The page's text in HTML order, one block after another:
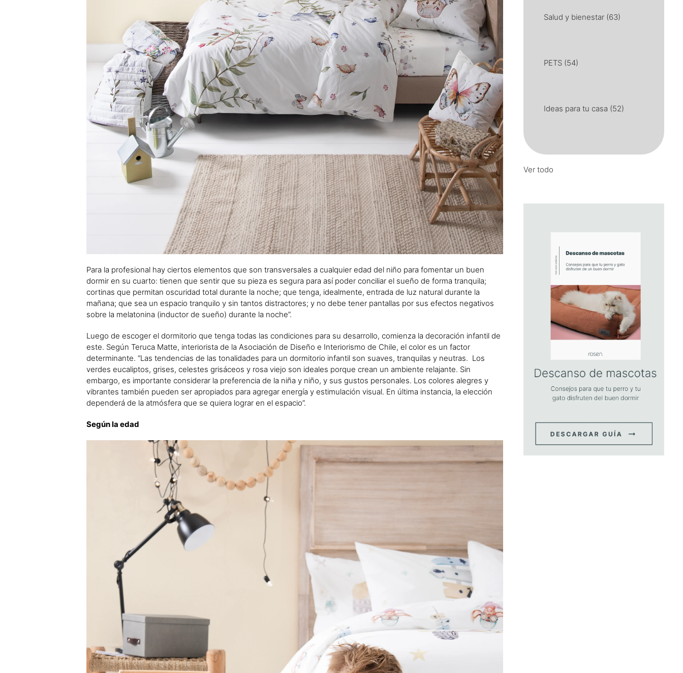
Para la profesional hay ciertos elementos que son transversales a cualquier edad del niño para fomentar un buen
dormir en su cuarto: tienen que sentir que su pieza es segura para así poder conciliar el sueño de forma tranquila;
cortinas que permitan oscuridad total durante la noche; que tenga, idealmente, entrada de luz natural durante la
mañana; que sea un espacio tranquilo y sin tantos distractores; y no debe tener pantallas por sus efectos negativos
sobre la melatonina (inductor de sueño) durante la noche”.
Luego de escoger el dormitorio que tenga todas las condiciones para su desarrollo, comienza la decoración infantil de
este. Según Teruca Matte, interiorista de la Asociación de Diseño e Interiorismo de Chile, el color es un factor
determinante. “Las tendencias de las tonalidades para un dormitorio infantil son suaves, tranquilas y neutras. Los
verdes eucaliptos, grises, celestes grisáceos y rosa viejo son ideales porque crean un ambiente relajante. Sin
embargo, es importante considerar la preferencia de la niña y niño, y sus gustos personales. Los colores alegres y
vibrantes también pueden ser apropiados para agregar energía y estimulación visual. En última instancia, la elección
dependerá de la atmósfera que se quiera lograr en el espacio”.
Según la edad
Salud y bienestar (63)
PETS (54)
Ideas para tu casa (52)
Ver todo